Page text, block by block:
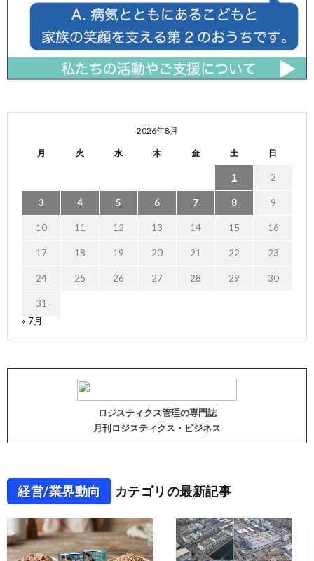
2026年8月
月 火 水 木 金 土 日
1 2
3 4 5 6 7 8 9
10 11 12 13 14 15 16
17 18 19 20 21 22 23
24 25 26 27 28 29 30
31
« 7月
ロジスティクス管理の専門誌
月刊ロジスティクス・ビジネス
経営/業界動向 カテゴリの最新記事